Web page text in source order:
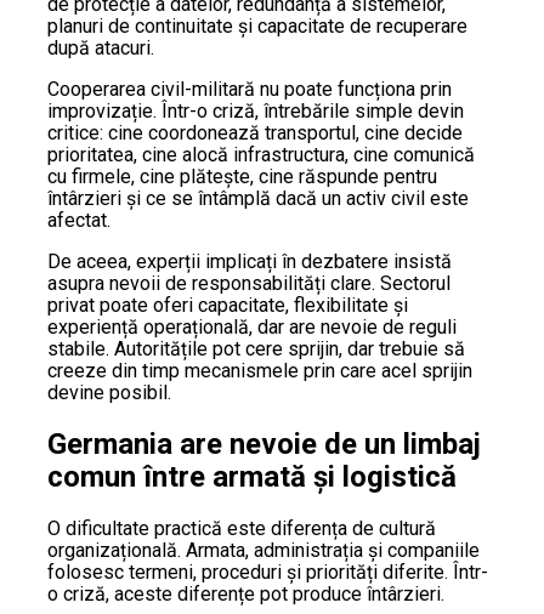
de protecție a datelor, redundanță a sistemelor,
planuri de continuitate și capacitate de recuperare
după atacuri.
Cooperarea civil-militară nu poate funcționa prin
improvizație. Într-o criză, întrebările simple devin
critice: cine coordonează transportul, cine decide
prioritatea, cine alocă infrastructura, cine comunică
cu firmele, cine plătește, cine răspunde pentru
întârzieri și ce se întâmplă dacă un activ civil este
afectat.
De aceea, experții implicați în dezbatere insistă
asupra nevoii de responsabilități clare. Sectorul
privat poate oferi capacitate, flexibilitate și
experiență operațională, dar are nevoie de reguli
stabile. Autoritățile pot cere sprijin, dar trebuie să
creeze din timp mecanismele prin care acel sprijin
devine posibil.
Germania are nevoie de un limbaj
comun între armată și logistică
O dificultate practică este diferența de cultură
organizațională. Armata, administrația și companiile
folosesc termeni, proceduri și priorități diferite. Într-
o criză, aceste diferențe pot produce întârzieri.